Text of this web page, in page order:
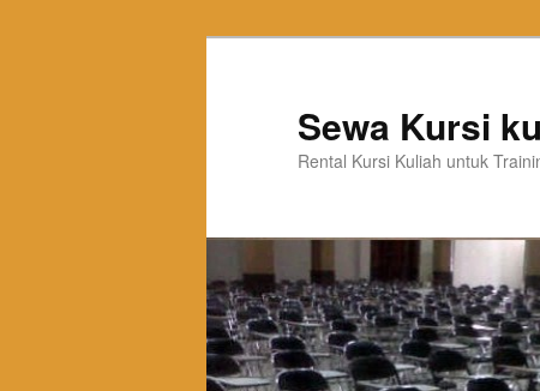
Sewa Kursi
Rental Kursi Kuliah untuk